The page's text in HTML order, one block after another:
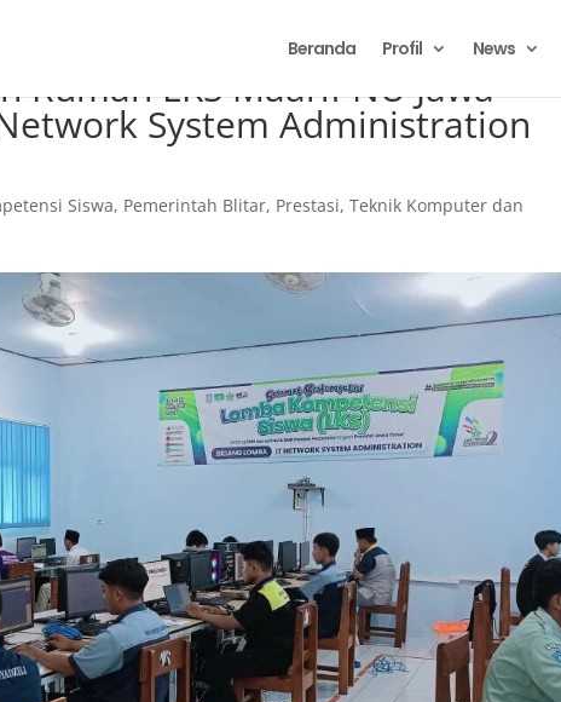
Beranda Profil News
Rumah LKS Maarif NU Jawa
System Administration
Siswa, Pemerintah Blitar, Prestasi,Teknik Komputer dan